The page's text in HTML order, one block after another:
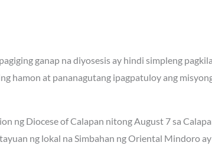
ganap na diyosesis ay hindi simpleng
hamon at pananagutang ipagpatuloy ang
ng Diocese of Calapan nitong August 7 sa
ng lokal na Simbahan ng Oriental Mindoro